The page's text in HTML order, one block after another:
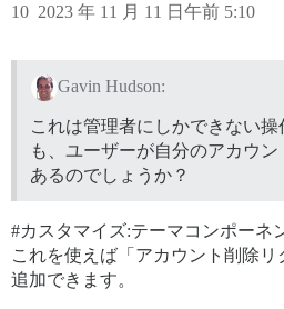
2023 年 11 月 11 日午前 5:10
10
Gavin Hudson:
これは管理者にしかできない操
も、ユーザーが自分のアカウ
あるのでしょうか？
#カスタマイズ:テーマコンポーネ
これを使えば「アカウント削除
追加できます。